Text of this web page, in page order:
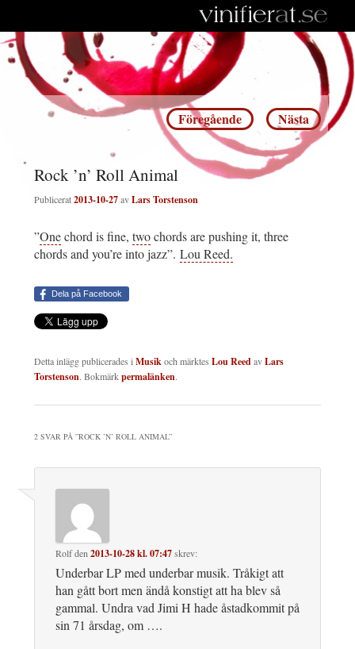
Inläggsnavigering
Föregående Nästa
Rock ’n’ Roll Animal
Publicerat2013-10-27avLars Torstenson
”Onechord is fine, twochords are pushing it, three
chords and you’re into jazz”. Lou Reed.
Dela på Facebook
Detta inlägg publicerades iMusikoch märktes Lou ReedavLars
Torstenson. Bokmärkpermalänken.
2 SVAR PÅ ”ROCK ’N’ ROLL ANIMAL”
Rolfden2013-10-28 kl. 07:47skrev:
Underbar LP med underbar musik. Tråkigt att
han gått bort men ändå konstigt att ha blev så
gammal. Undra vad Jimi H hade åstadkommit på
sin 71 årsdag, om ….